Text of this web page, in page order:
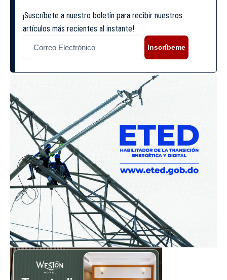
¡Suscríbete a nuestro boletín para recibir nuestros
artículos más recientes al instante!
Inscríbeme